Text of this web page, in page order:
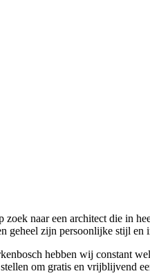
naar een architect die in
geheel zijn persoonlijke stijl
hebben wij constant
om gratis en vrijblijvend